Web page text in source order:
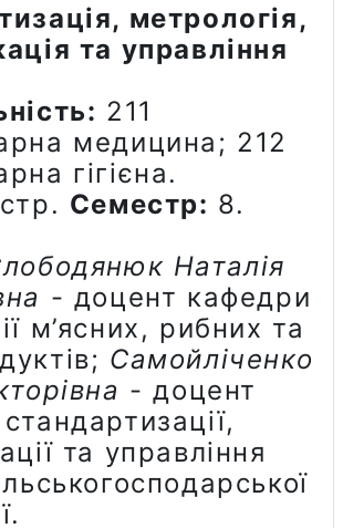
метрологія,
та управління
211
медицина; 212
гігієна.
Семестр: 8.
Наталія
- доцент кафедри
м’ясних, рибних та
Самойліченко
- доцент
та управління